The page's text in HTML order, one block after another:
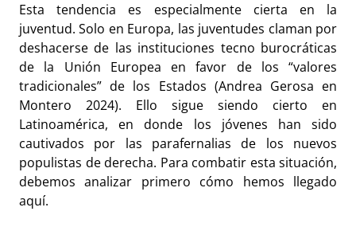
Esta tendencia es especialmente cierta en la
juventud. Solo en Europa, las juventudes claman por
deshacerse de las instituciones tecno burocráticas
de la Unión Europea en favor de los “valores
tradicionales” de los Estados (Andrea Gerosa en
Montero 2024). Ello sigue siendo cierto en
Latinoamérica, en donde los jóvenes han sido
cautivados por las parafernalias de los nuevos
populistas de derecha. Para combatir esta situación,
debemos analizar primero cómo hemos llegado
aquí.